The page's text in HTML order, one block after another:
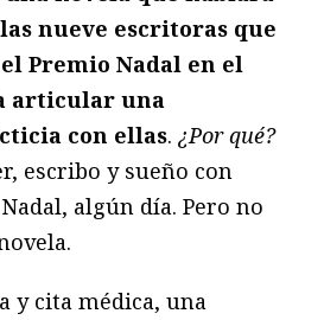
nueve escritoras que
Premio Nadal en el
articular una
con ellas. ¿Por qué?
escribo y sueño con
algún día. Pero no
y cita médica, una